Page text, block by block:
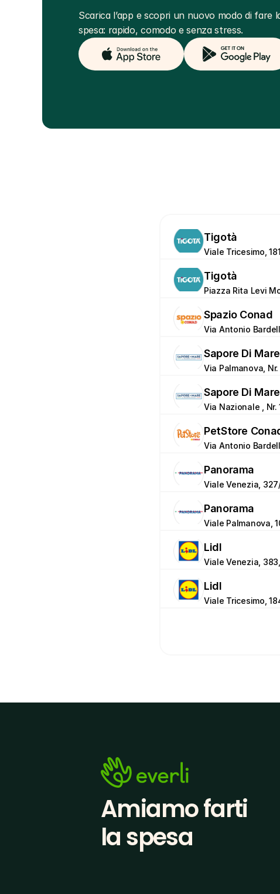
Scarica l’app e scopri un nuovo modo di fare
spesa: rapido, comodo e senza stress.
Tigotà
Viale Tricesimo,
Tigotà
Piazza Rita Levi
Spazio Conad
Via Antonio
Sapore Di Mare
Via Palmanova, Nr.
Sapore Di Mare
Via Nazionale , Nr.
PetStore
Via Antonio
Panorama
Viale Venezia,
Panorama
Viale Palmanova,
Lidl
Viale Venezia,
Lidl
Viale Tricesimo,
Amiamo farti
la spesa